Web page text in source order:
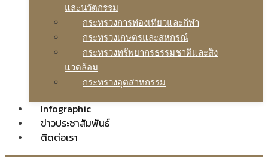
และนวัตกรรม
กระทรวงการท่องเทียวและกีฬา
กระทรวงเกษตรและสหกรณ์
กระทรวงทรัพยากรธรรมชาติและสิง
แวดล้อม
กระทรวงอุตสาหกรรม
Infographic
ข่าวประชาสัมพันธ์
ติดต่อเรา